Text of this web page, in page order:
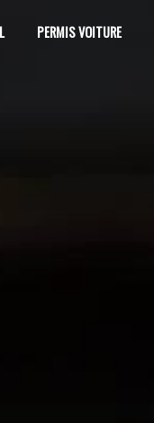
PERMIS VOITURE